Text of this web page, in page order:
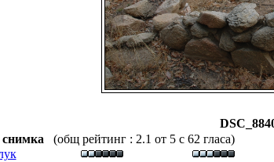
(общ рейтинг : 2.1 от 5 с 62 гласа)